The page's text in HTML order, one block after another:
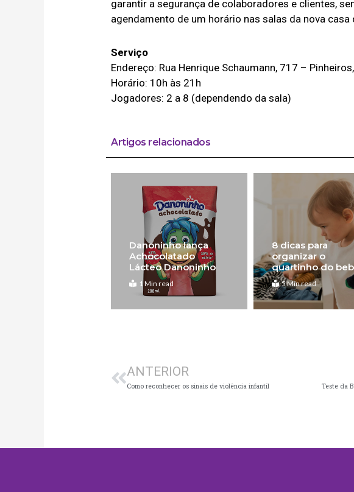
garantir a segurança de colaboradores e clientes,
agendamento de um horário nas salas da nova casa
Serviço
Endereço: Rua Henrique Schaumann, 717 –
Horário: 10h às 21h
Jogadores: 2 a 8 (dependendo da sala)
Artigos relacionados
Danoninho lança
Achocolatado
Lácteo Danoninho
1 Min read
8 dicas para
organizar o
quartinho do
5 Min read
ANTERIOR
Como reconhecer os sinais de violência infantil